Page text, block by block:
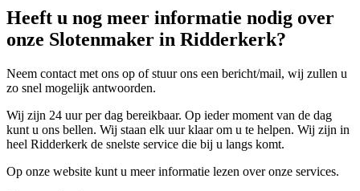
Heeft u nog meer informatie nodig over
onze Slotenmaker in Ridderkerk?
Neem contact met ons op of stuur ons een bericht/mail, wij zullen u
zo snel mogelijk antwoorden.
Wij zijn 24 uur per dag bereikbaar. Op ieder moment van de dag
kunt u ons bellen. Wij staan elk uur klaar om u te helpen. Wij zijn in
heel Ridderkerk de snelste service die bij u langs komt.
Op onze website kunt u meer informatie lezen over onze services.